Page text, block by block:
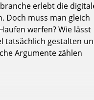
erlebt die
Doch muss man gleich
werfen? Wie lässt
tatsächlich gestalten
Argumente zählen